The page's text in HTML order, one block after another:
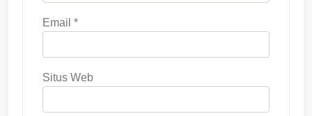
Email *
Situs Web